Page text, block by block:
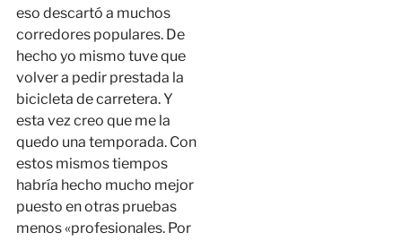
eso descartó a muchos
corredores populares. De
hecho yo mismo tuve que
volver a pedir prestada la
bicicleta de carretera. Y
esta vez creo que me la
quedo una temporada. Con
estos mismos tiempos
habría hecho mucho mejor
puesto en otras pruebas
menos «profesionales. Por